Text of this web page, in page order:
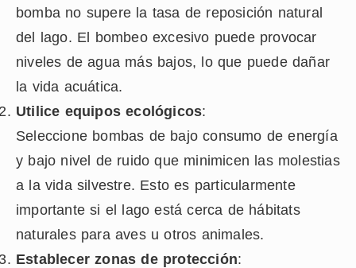
bomba no supere la tasa de reposición natural
del lago. El bombeo excesivo puede provocar
niveles de agua más bajos, lo que puede dañar
la vida acuática.
Utilice equipos ecológicos:
Seleccione bombas de bajo consumo de energía
y bajo nivel de ruido que minimicen las molestias
a la vida silvestre. Esto es particularmente
importante si el lago está cerca de hábitats
naturales para aves u otros animales.
Establecer zonas de protección: